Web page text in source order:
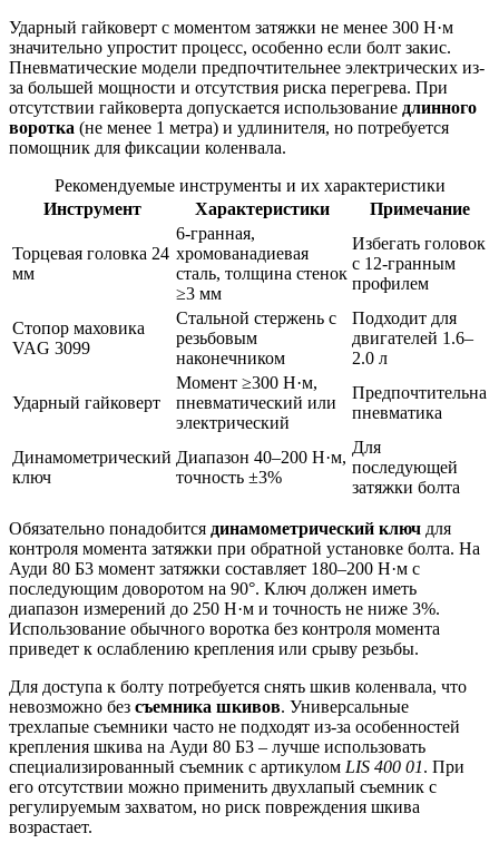
Ударный гайковерт с моментом затяжки не менее 300 Н·м
значительно упростит процесс, особенно если болт закис.
Пневматические модели предпочтительнее электрических из-
за большей мощности и отсутствия риска перегрева. При
отсутствии гайковерта допускается использование длинного
воротка (не менее 1 метра) и удлинителя, но потребуется
помощник для фиксации коленвала.
Рекомендуемые инструменты и их характеристики
Инструмент
Характеристики Примечание
Торцевая головка 24
мм
6-гранная,
хромованадиевая
сталь, толщина стенок
≥3 мм
Избегать головок
с 12-гранным
профилем
Стопор маховика
VAG 3099
Стальной стержень с
резьбовым
наконечником
Подходит для
двигателей 1.6–
2.0 л
Ударный гайковерт
Момент ≥300 Н·м,
пневматический или
электрический
Предпочтительна
пневматика
Динамометрический
ключ
Диапазон 40–200 Н·м,
точность ±3%
Для
последующей
затяжки болта
Обязательно понадобится динамометрический ключ для
контроля момента затяжки при обратной установке болта. На
Ауди 80 Б3 момент затяжки составляет 180–200 Н·м с
последующим доворотом на 90°. Ключ должен иметь
диапазон измерений до 250 Н·м и точность не ниже 3%.
Использование обычного воротка без контроля момента
приведет к ослаблению крепления или срыву резьбы.
Для доступа к болту потребуется снять шкив коленвала, что
невозможно без съемника шкивов. Универсальные
трехлапые съемники часто не подходят из-за особенностей
крепления шкива на Ауди 80 Б3 – лучше использовать
специализированный съемник с артикулом LIS 400 01. При
его отсутствии можно применить двухлапый съемник с
регулируемым захватом, но риск повреждения шкива
возрастает.